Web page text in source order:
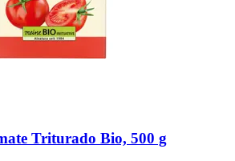
Triturado Bio, 500 g